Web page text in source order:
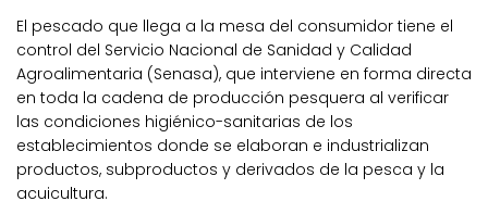
El pescado que llega a la mesa del consumidor tiene el
control del Servicio Nacional de Sanidad y Calidad
Agroalimentaria (Senasa), que interviene en forma directa
en toda la cadena de producción pesquera al verificar
las condiciones higiénico-sanitarias de los
establecimientos donde se elaboran e industrializan
productos, subproductos y derivados de la pesca y la
acuicultura.